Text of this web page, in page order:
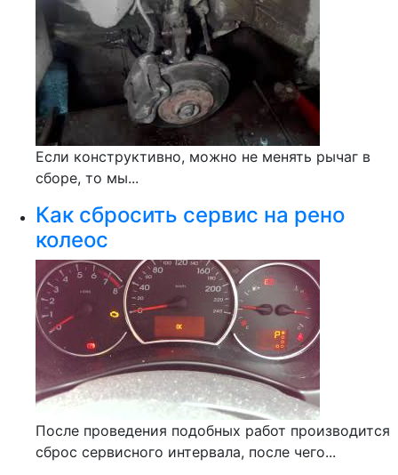
Если конструктивно, можно не менять рычаг в
сборе, то мы...
Как сбросить сервис на рено
колеос
После проведения подобных работ производится
сброс сервисного интервала, после чего...